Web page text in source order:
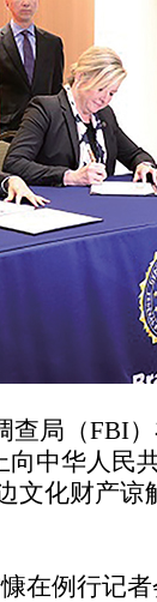
局（FBI
中华人民
文化财产谅
例行记者